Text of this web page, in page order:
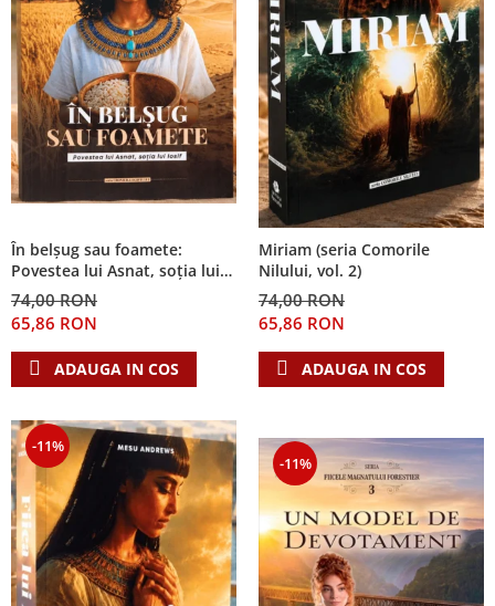
În belșug sau foamete:
Povestea lui Asnat, soția lui
Iosif (Seria Cronicile Egiptului,
vol. 2)
74,00 RON
65,86 RON
ADAUGA IN COS
Miriam (seria Comorile
Nilului, vol. 2)
74,00 RON
65,86 RON
ADAUGA IN COS
-11%
-11%